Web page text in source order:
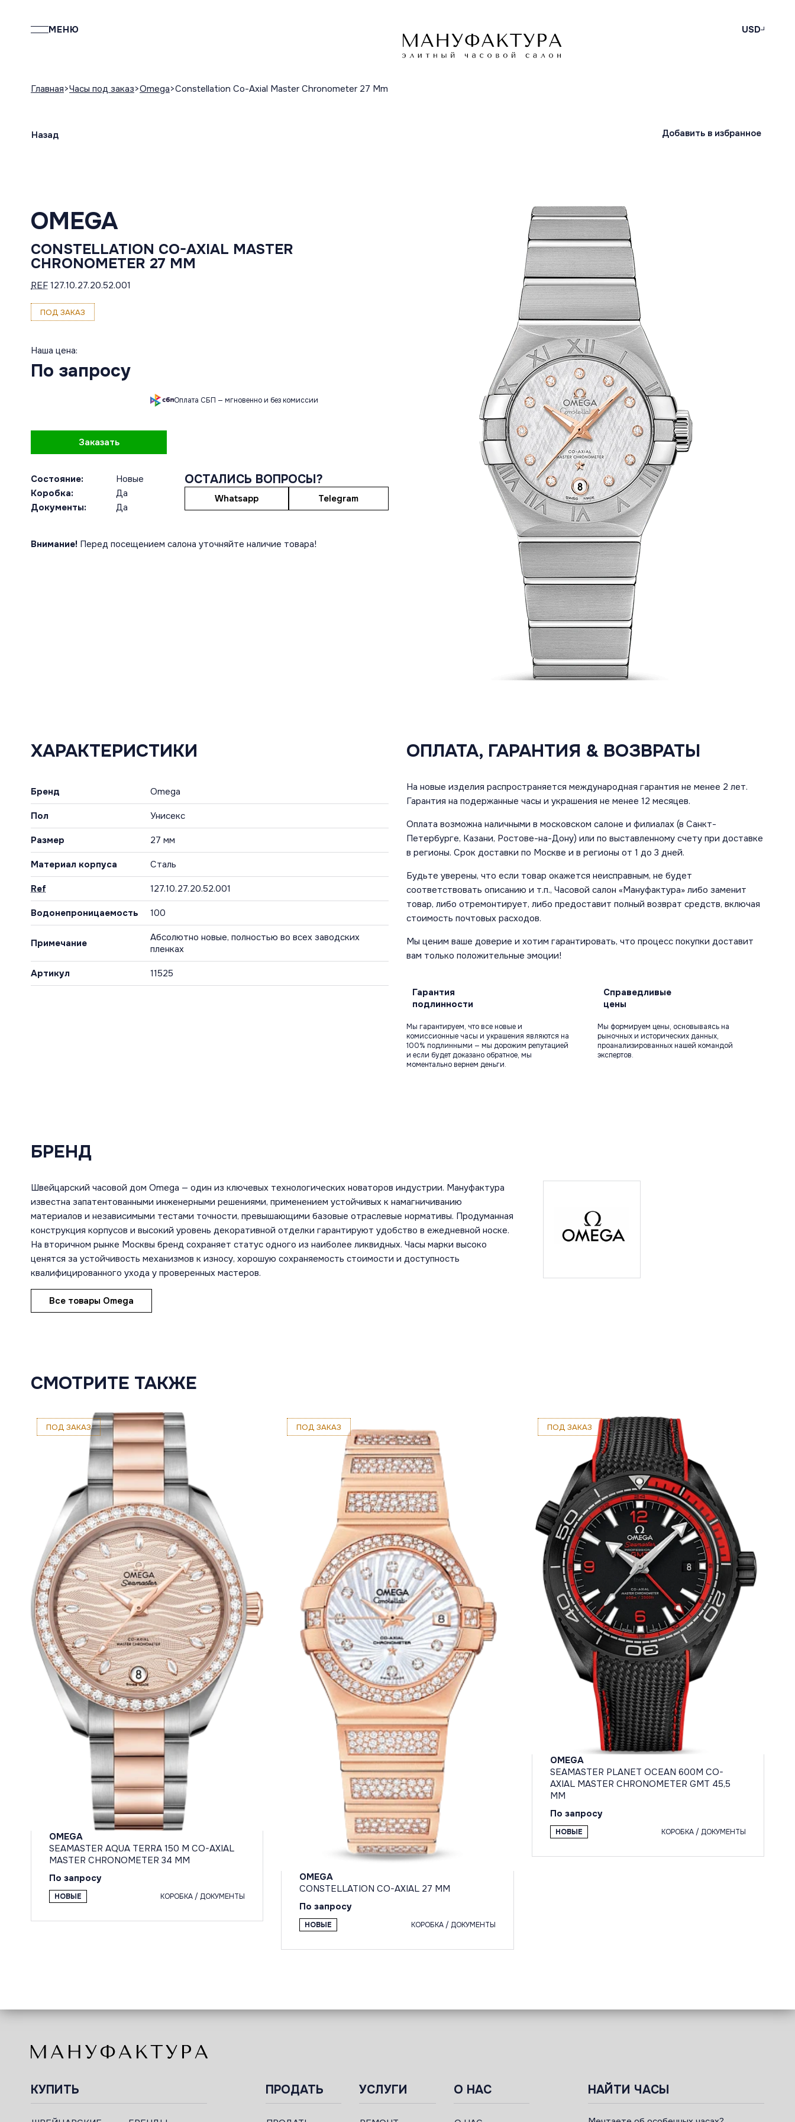
МЕНЮ USD
Главная Часы под заказ Omega Constellation Co-Axial Master Chronometer 27 Mm
Назад Добавить в избранное
OMEGA
CONSTELLATION CO-AXIAL MASTER
CHRONOMETER 27 MM
REF 127.10.27.20.52.001
ПОД ЗАКАЗ
Наша цена:
По запросу
Оплата СБП — мгновенно и без комиссии
Заказать
Состояние:
Новые
Коробка:
Да
Документы:
Да
ОСТАЛИСЬ ВОПРОСЫ?
Whatsapp Telegram
Внимание! Перед посещением салона уточняйте наличие товара!
ХАРАКТЕРИСТИКИ
Бренд Omega
Пол Унисекс
Размер 27 мм
Материал корпуса Сталь
Ref 127.10.27.20.52.001
Водонепроницаемость 100
Примечание
Абсолютно новые, полностью во всех заводских
пленках
Артикул 11525
ОПЛАТА, ГАРАНТИЯ & ВОЗВРАТЫ
На новые изделия распространяется международная гарантия не менее 2 лет.
Гарантия на подержанные часы и украшения не менее 12 месяцев.
Оплата возможна наличными в московском салоне и филиалах (в Санкт-
Петербурге, Казани, Ростове-на-Дону) или по выставленному счету при доставке
в регионы. Срок доставки по Москве и в регионы от 1 до 3 дней.
Будьте уверены, что если товар окажется неисправным, не будет
соответствовать описанию и т.п., Часовой салон «Мануфактура» либо заменит
товар, либо отремонтирует, либо предоставит полный возврат средств, включая
стоимость почтовых расходов.
Мы ценим ваше доверие и хотим гарантировать, что процесс покупки доставит
вам только положительные эмоции!
Гарантия
подлинности
Мы гарантируем, что все новые и
комиссионные часы и украшения являются на
100% подлинными — мы дорожим репутацией
и если будет доказано обратное, мы
моментально вернем деньги.
Справедливые
цены
Мы формируем цены, основываясь на
рыночных и исторических данных,
проанализированных нашей командой
экспертов.
БРЕНД
Швейцарский часовой дом Omega — один из ключевых технологических новаторов индустрии. Мануфактура
известна запатентованными инженерными решениями, применением устойчивых к намагничиванию
материалов и независимыми тестами точности, превышающими базовые отраслевые нормативы. Продуманная
конструкция корпусов и высокий уровень декоративной отделки гарантируют удобство в ежедневной носке.
На вторичном рынке Москвы бренд сохраняет статус одного из наиболее ликвидных. Часы марки высоко
ценятся за устойчивость механизмов к износу, хорошую сохраняемость стоимости и доступность
квалифицированного ухода у проверенных мастеров.
Все товары Omega
СМОТРИТЕ ТАКЖЕ
ПОД ЗАКАЗ
OMEGA
SEAMASTER AQUA TERRA 150 M CO-AXIAL
MASTER CHRONOMETER 34 MM
По запросу
НОВЫЕ КОРОБКА / ДОКУМЕНТЫ
ПОД ЗАКАЗ
OMEGA
CONSTELLATION CO-AXIAL 27 MM
По запросу
НОВЫЕ КОРОБКА / ДОКУМЕНТЫ
ПОД ЗАКАЗ
OMEGA
SEAMASTER PLANET OCEAN 600M CO-
AXIAL MASTER CHRONOMETER GMT 45,5
MM
По запросу
НОВЫЕ КОРОБКА / ДОКУМЕНТЫ
КУПИТЬ ПРОДАТЬ УСЛУГИ О НАС НАЙТИ ЧАСЫ